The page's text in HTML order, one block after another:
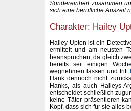
Sondereinheit zusammen
sich eine berufliche Auszeit
Charakter: Hailey
Hailey Upton ist ein
ermittelt und am neusten
beanspruchen, da gleich
bereits seit einigen
wegnehmen lassen und tritt
Hank dennoch nicht
Hanks, als auch Haileys
entscheidet schließlich
keine Täter präsentieren
Kopf, dass sich für sie alles